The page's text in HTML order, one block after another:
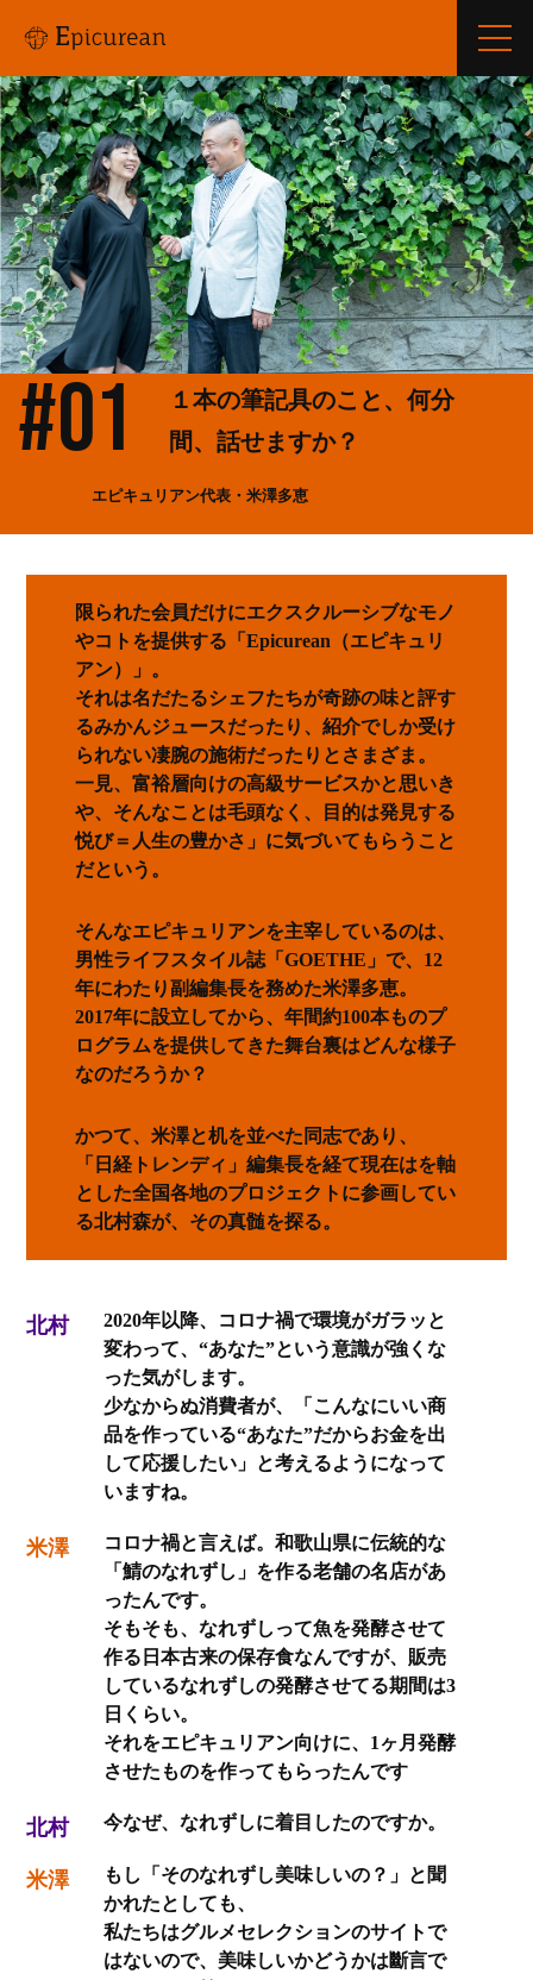
#01
１本の筆記具のこと、何分
間、話せますか？
エピキュリアン代表・米澤多恵
限られた会員だけにエクスクルーシブなモノ
やコトを提供する「Epicurean（エピキュリ
アン）」。
それは名だたるシェフたちが奇跡の味と評す
るみかんジュースだったり、紹介でしか受け
られない凄腕の施術だったりとさまざま。
一見、富裕層向けの高級サービスかと思いき
や、そんなことは毛頭なく、目的は発見する
悦び＝人生の豊かさ」に気づいてもらうこと
だという。
そんなエピキュリアンを主宰しているのは、
男性ライフスタイル誌「GOETHE」で、12
年にわたり副編集長を務めた米澤多恵。
2017年に設立してから、年間約100本ものプ
ログラムを提供してきた舞台裏はどんな様子
なのだろうか？
かつて、米澤と机を並べた同志であり、
「日経トレンディ」編集長を経て現在はを軸
とした全国各地のプロジェクトに参画してい
る北村森が、その真髄を探る。
北村
2020年以降、コロナ禍で環境がガラッと
変わって、“あなた”という意識が強くな
った気がします。
少なからぬ消費者が、「こんなにいい商
品を作っている“あなた”だからお金を出
して応援したい」と考えるようになって
いますね。
米澤
コロナ禍と言えば。和歌山県に伝統的な
「鯖のなれずし」を作る老舗の名店があ
ったんです。
そもそも、なれずしって魚を発酵させて
作る日本古来の保存食なんですが、販売
しているなれずしの発酵させてる期間は3
日くらい。
それをエピキュリアン向けに、1ヶ月発酵
させたものを作ってもらったんです
北村 今なぜ、なれずしに着目したのですか。
米澤
もし「そのなれずし美味しいの？」と聞
かれたとしても、
私たちはグルメセレクションのサイトで
はないので、美味しいかどうかは斷言で